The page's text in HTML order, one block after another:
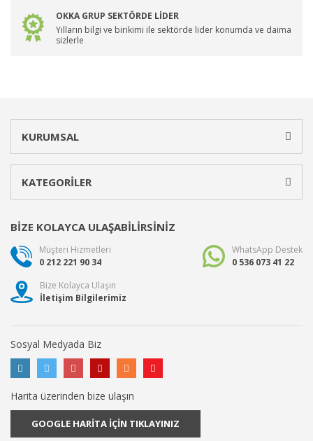
OKKA GRUP SEKTÖRDE LİDER
Yılların bilgi ve birikimi ile sektörde lider konumda ve daima
sizlerle
KURUMSAL
KATEGORİLER
BİZE KOLAYCA ULAŞABİLİRSİNİZ
Müşteri Hizmetleri
0 212 221 90 34
WhatsApp Destek
0 536 073 41 22
Bize Kolayca Ulaşın
İletişim Bilgilerimiz
Sosyal Medyada Biz
Harita üzerinden bize ulaşın
GOOGLE HARİTA İÇİN TIKLAYINIZ